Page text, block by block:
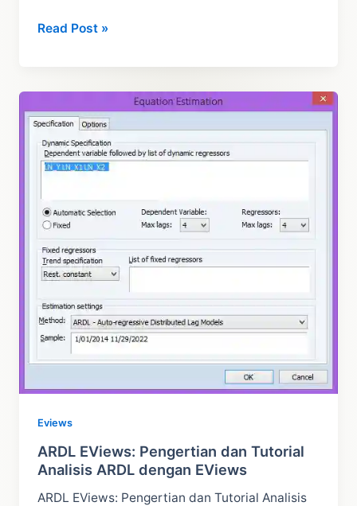
VECM
Time
Series
VECM
dengan
Read Post »
Eviews
ARDL EViews: Pengertian dan Tutorial
Analisis ARDL dengan EViews
ARDL EViews: Pengertian dan Tutorial Analisis